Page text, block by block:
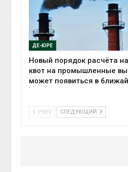
ДЕ-ЮРЕ
Новый порядок расчёта
квот на промышленные
может появиться в
PREV СЛЕДУЮЩИЙ